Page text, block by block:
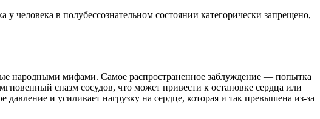
человека в полубессознательном состоянии категорически запрещено,
народными мифами. Самое распространенное заблуждение — попытка
спазм сосудов, что может привести к остановке сердца или
и усиливает нагрузку на сердце, которая и так превышена из-за